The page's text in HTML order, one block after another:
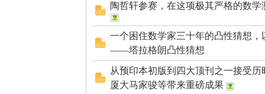
陶哲轩参赛，在这项极其严格的数
一个困住数学家三十年的凸性猜想
——塔拉格朗凸性猜想
从预印本初版到四大顶刊之一接受
厦大马家骏等带来重磅成果